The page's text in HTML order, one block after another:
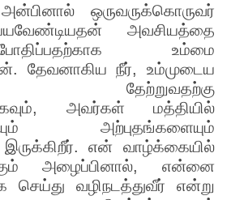
ஒருவருக்கொருவர்
அவசியத்தை
உம்மை
தேவனாகிய நீர், உம்முடைய
தேற்றுவதற்கு
அவர்கள் மத்தியில்
அற்புதங்களையும்
இருக்கிறீர். என் வாழ்க்கையில்
அழைப்பினால், என்னை
செய்து வழிநடத்துவீர் என்று